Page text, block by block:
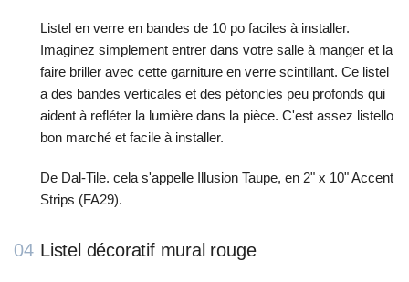
Listel en verre en bandes de 10 po faciles à installer.
Imaginez simplement entrer dans votre salle à manger et la
faire briller avec cette garniture en verre scintillant. Ce listel
a des bandes verticales et des pétoncles peu profonds qui
aident à refléter la lumière dans la pièce. C'est assez listello
bon marché et facile à installer.
De Dal-Tile. cela s'appelle Illusion Taupe, en 2" x 10" Accent
Strips (FA29).
04 Listel décoratif mural rouge